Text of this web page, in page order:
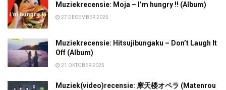
Muziekrecensie: Moja – I’m hungry !! (Album)
27 DECEMBER 2025
Muziekrecensie: Hitsujibungaku – Don’t Laugh It
Off (Album)
21 OKTOBER 2025
Muziek(video)recensie: 摩天楼オペラ (Matenrou